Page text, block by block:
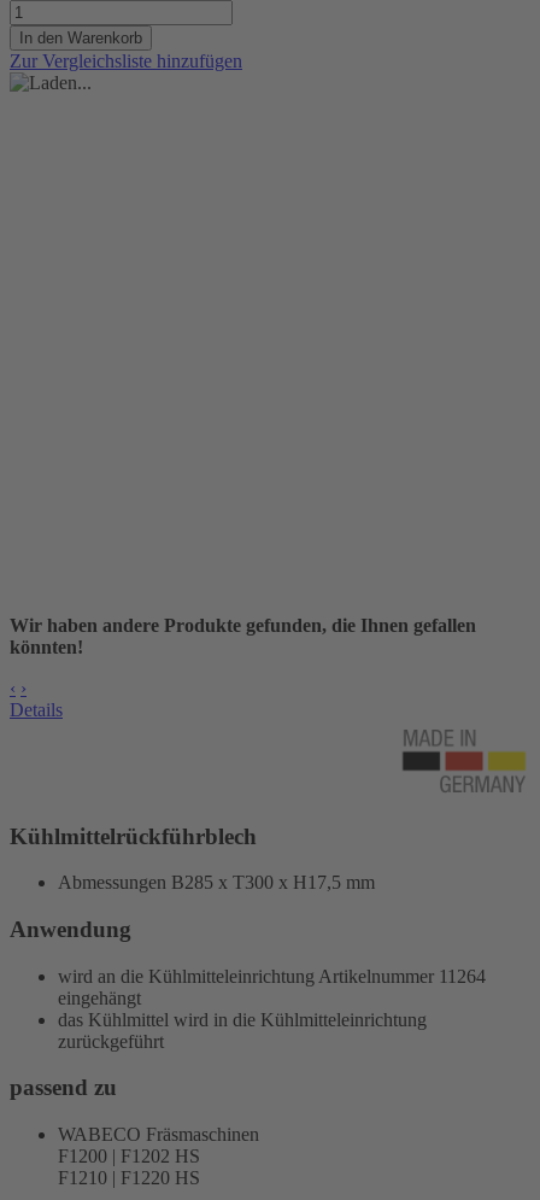
In den Warenkorb
Zur Vergleichsliste hinzufügen
Wir haben andere Produkte gefunden, die Ihnen gefallen
könnten!
‹ ›
Details
Kühlmittelrückführblech
Abmessungen B285 x T300 x H17,5 mm
Anwendung
wird an die Kühlmitteleinrichtung Artikelnummer 11264
eingehängt
das Kühlmittel wird in die Kühlmitteleinrichtung
zurückgeführt
passend zu
WABECO Fräsmaschinen
F1200 | F1202 HS
F1210 | F1220 HS